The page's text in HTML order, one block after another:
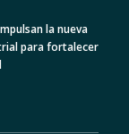
la nueva
para fortalecer